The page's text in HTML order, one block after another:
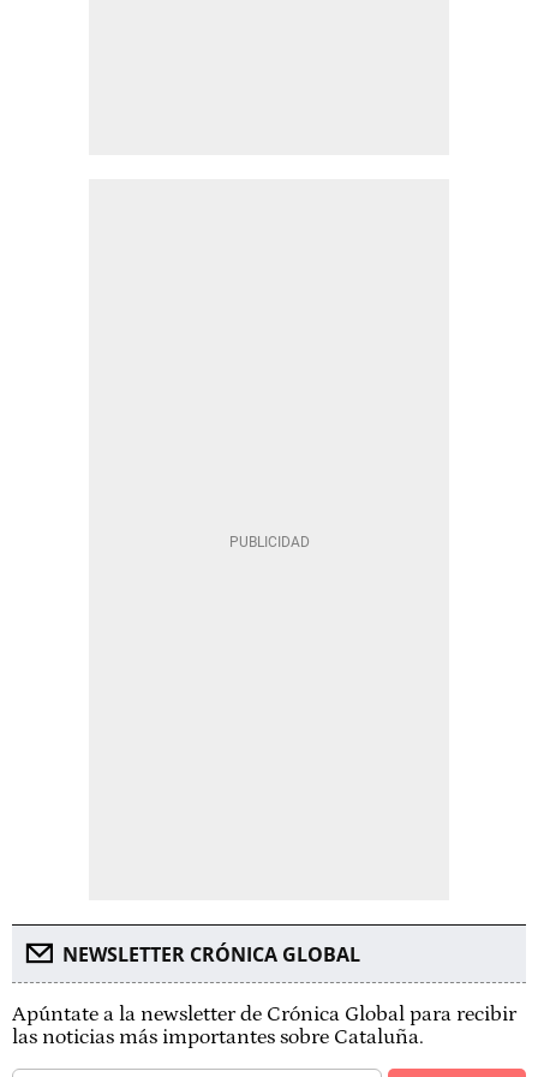
NEWSLETTER CRÓNICA GLOBAL
Apúntate a la newsletter de Crónica Global para recibir
las noticias más importantes sobre Cataluña.